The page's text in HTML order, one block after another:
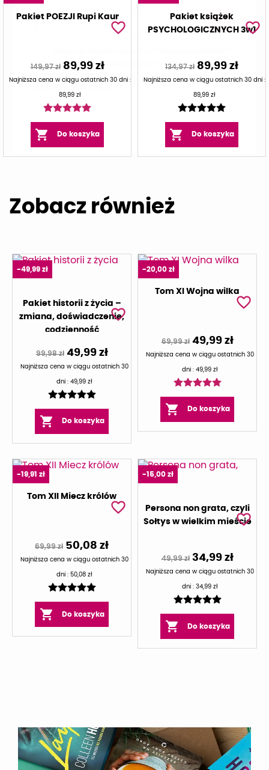
Pakiet POEZJI Rupi Kaur
149,97 zł 89,99 zł
Najniższa cena w ciągu ostatnich 30 dni :
89,99 zł
 Do koszyka
favorite_border
Pakiet książek
PSYCHOLOGICZNYCH 3w1
134,97 zł 89,99 zł
Najniższa cena w ciągu ostatnich 30 dni :
89,99 zł
 Do koszyka
favorite_border
Zobacz również
Pakiet historii z życia –
zmiana, doświadczenie,
codzienność
99,98 zł 49,99 zł
Najniższa cena w ciągu ostatnich 30
dni : 49,99 zł
-49,99 zł
 Do koszyka
favorite_border
Tom XI Wojna wilka
69,99 zł 49,99 zł
Najniższa cena w ciągu ostatnich 30
dni : 49,99 zł
-20,00 zł
 Do koszyka
favorite_border
Tom XII Miecz królów
69,99 zł 50,08 zł
Najniższa cena w ciągu ostatnich 30
dni : 50,08 zł
-19,91 zł
 Do koszyka
favorite_border
Persona non grata, czyli
Sołtys w wielkim mieście
49,99 zł 34,99 zł
Najniższa cena w ciągu ostatnich 30
dni : 34,99 zł
-15,00 zł
 Do koszyka
favorite_border
wyrażam zgodę na przetwarzanie moich danych